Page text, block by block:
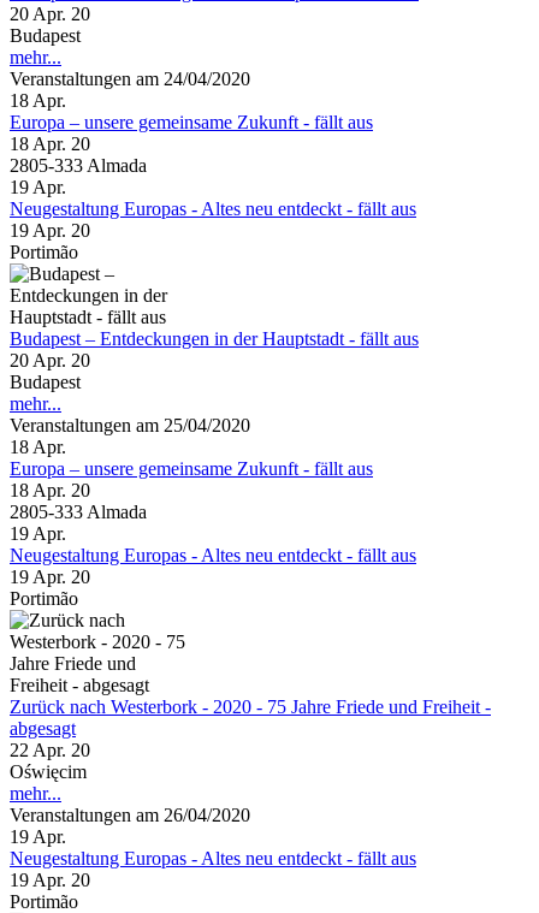
20 Apr. 20
Budapest
mehr...
Veranstaltungen am 24/04/2020
18 Apr.
Europa – unsere gemeinsame Zukunft - fällt aus
18 Apr. 20
2805-333 Almada
19 Apr.
Neugestaltung Europas - Altes neu entdeckt - fällt aus
19 Apr. 20
Portimão
Budapest – Entdeckungen in der Hauptstadt - fällt aus
20 Apr. 20
Budapest
mehr...
Veranstaltungen am 25/04/2020
18 Apr.
Europa – unsere gemeinsame Zukunft - fällt aus
18 Apr. 20
2805-333 Almada
19 Apr.
Neugestaltung Europas - Altes neu entdeckt - fällt aus
19 Apr. 20
Portimão
Zurück nach Westerbork - 2020 - 75 Jahre Friede und Freiheit -
abgesagt
22 Apr. 20
Oświęcim
mehr...
Veranstaltungen am 26/04/2020
19 Apr.
Neugestaltung Europas - Altes neu entdeckt - fällt aus
19 Apr. 20
Portimão